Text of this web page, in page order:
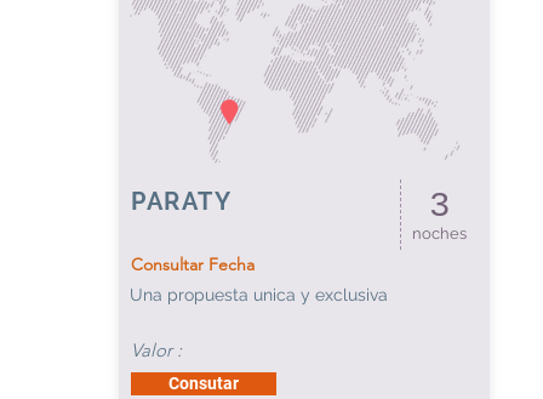
PARATY 3
noches
Consultar Fecha
Una propuesta unica y exclusiva
Valor :
Consutar